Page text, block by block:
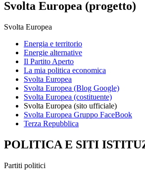
Svolta Europea (progetto)
Svolta Europea
Energia e territorio
Energie alternative
Il Partito Aperto
La mia politica economica
Svolta Europea
Svolta Europea (Blog Google)
Svolta Europea (costituente)
Svolta Europea (sito ufficiale)
Svolta Europea Gruppo FaceBook
Terza Repubblica
POLITICA E SITI
Partiti politici